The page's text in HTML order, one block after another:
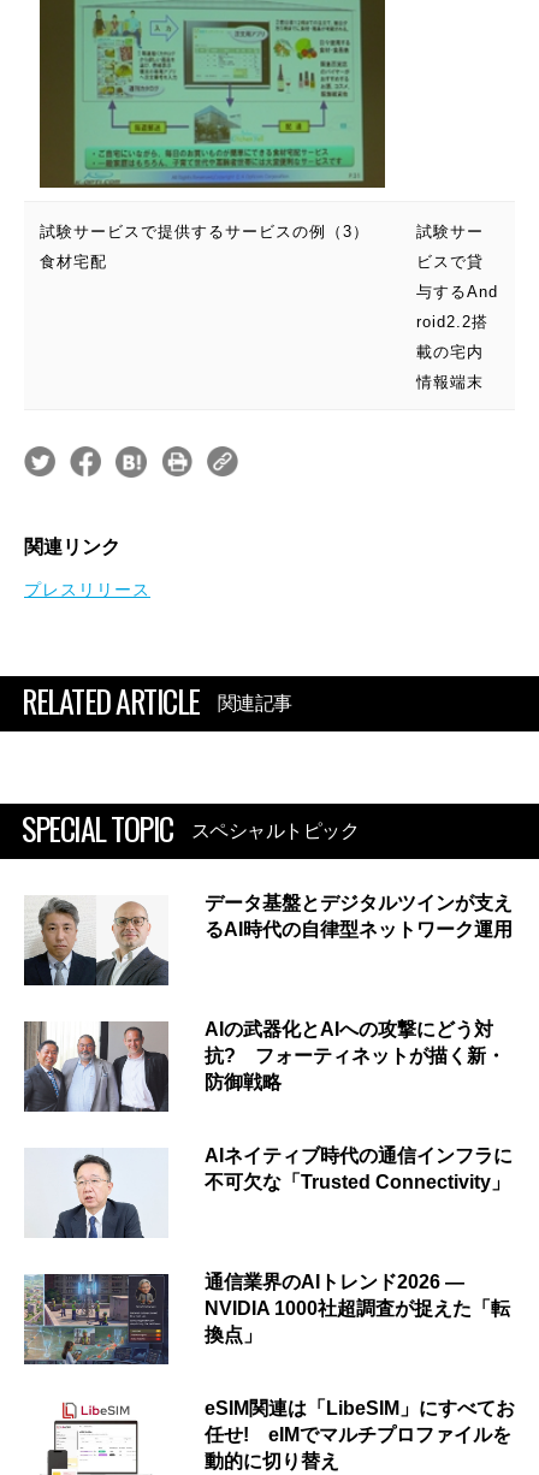
試験サービスで提供するサービスの例（3）
食材宅配
試験サー
ビスで貸
与するAnd
roid2.2搭
載の宅内
情報端末
関連リンク
プレスリリース
RELATED ARTICLE 関連記事
SPECIAL TOPIC スペシャルトピック
データ基盤とデジタルツインが支え
るAI時代の自律型ネットワーク運用
AIの武器化とAIへの攻撃にどう対
抗? フォーティネットが描く新・
防御戦略
AIネイティブ時代の通信インフラに
不可欠な「Trusted Connectivity」
通信業界のAIトレンド2026 ―
NVIDIA 1000社超調査が捉えた「転
換点」
eSIM関連は「LibeSIM」にすべてお
任せ! eIMでマルチプロファイルを
動的に切り替え